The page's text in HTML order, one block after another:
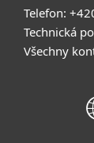
Telefon:
Technická
Všechny